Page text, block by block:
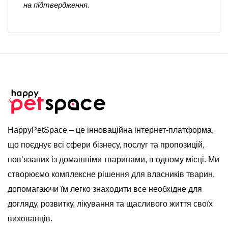
на підтвердження.
HappyPetSpace – це інноваційна інтернет-платформа,
що поєднує всі сфери бізнесу, послуг та пропозицій,
пов’язаних із домашніми тваринами, в одному місці. Ми
створюємо комплексне рішення для власників тварин,
допомагаючи їм легко знаходити все необхідне для
догляду, розвитку, лікування та щасливого життя своїх
вихованців.